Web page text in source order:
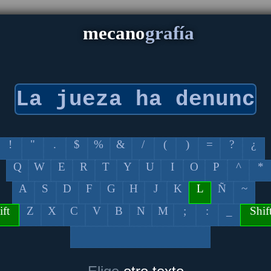
mecanografía
! " . $ % & / ( ) = ?
¿
Q
W E R T Y U I O P ^
*
A
S D F G H J K L Ñ
~
Z X C V B N M ; :